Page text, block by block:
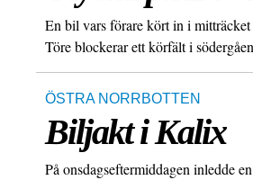
En bil vars förare kört in i
Töre blockerar ett körfält i
ÖSTRA NORRBOTTEN
Biljakt i Kalix
På onsdagseftermiddagen inledde